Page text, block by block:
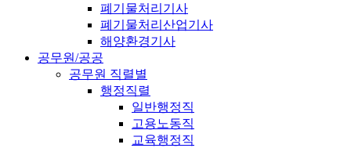
폐기물처리기사
폐기물처리산업기사
해양환경기사
공무원/공공
공무원 직렬별
행정직렬
일반행정직
고용노동직
교육행정직